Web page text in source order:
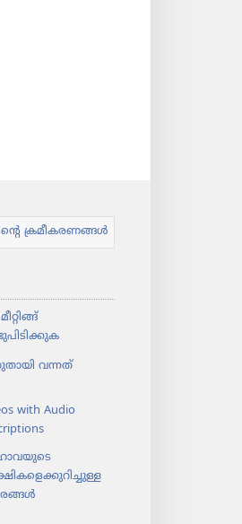
ക്രമീകരണങ്ങൾ
വന്നത്‌
with Audio